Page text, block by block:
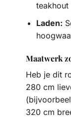
Laden:
Maatwerk
Heb je dit
280 cm
320 cm